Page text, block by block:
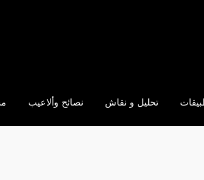
تحليل و نقاش نصائح وألاعيب